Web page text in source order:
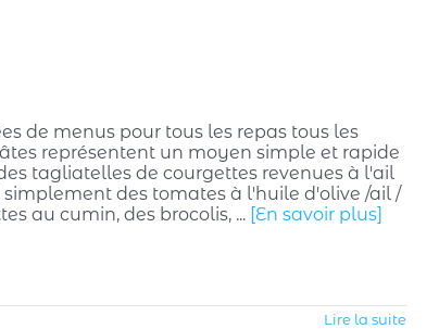
de menus pour tous les repas tous les
représentent un moyen simple et rapide
tagliatelles de courgettes revenues à l'ail
des tomates à l'huile d'olive /ail /
au cumin, des brocolis, ... [En savoir plus]
Lire la suite